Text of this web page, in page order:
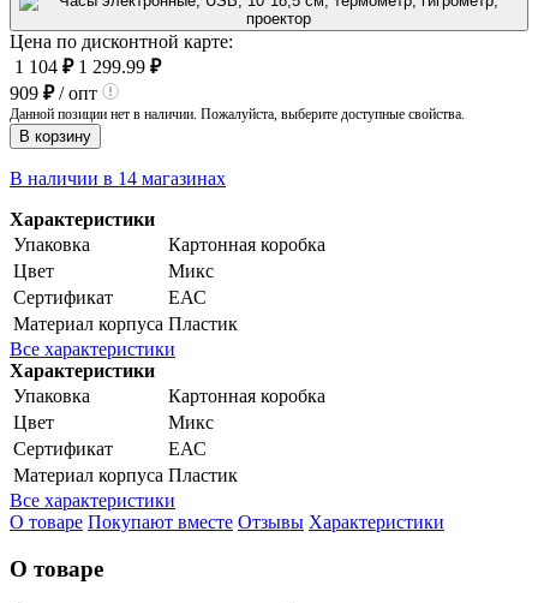
Цена по дисконтной карте:
1 104 ₽ 1 299.99 ₽
909 ₽/ опт
Данной позиции нет в наличии. Пожалуйста, выберите доступные свойства.
В корзину
В наличии в 14 магазинах
Характеристики
Упаковка
Картонная коробка
Цвет
Микс
Сертификат
ЕАС
Материал корпуса Пластик
Все характеристики
Характеристики
Упаковка
Картонная коробка
Цвет
Микс
Сертификат
ЕАС
Материал корпуса Пластик
Все характеристики
О товаре Покупают вместе Отзывы Характеристики
О товаре